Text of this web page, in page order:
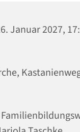
Januar 2027,